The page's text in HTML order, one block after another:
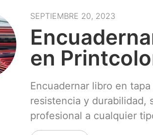
SEPTIEMBRE 20, 2023
en
Encuadernar libro en
resistencia y durabilidad,
profesional a cualquier